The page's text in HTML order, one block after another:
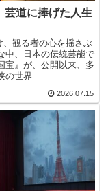
芸道に捧げた人生
、観る者の心を揺さぶ
中、日本の伝統芸能で
宝』が、公開以来、多
の世界
2026.07.15